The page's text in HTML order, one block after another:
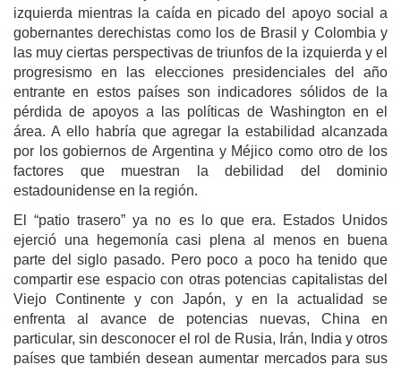
izquierda mientras la caída en picado del apoyo social a
gobernantes derechistas como los de Brasil y Colombia y
las muy ciertas perspectivas de triunfos de la izquierda y el
progresismo en las elecciones presidenciales del año
entrante en estos países son indicadores sólidos de la
pérdida de apoyos a las políticas de Washington en el
área. A ello habría que agregar la estabilidad alcanzada
por los gobiernos de Argentina y Méjico como otro de los
factores que muestran la debilidad del dominio
estadounidense en la región.
El “patio trasero” ya no es lo que era. Estados Unidos
ejerció una hegemonía casi plena al menos en buena
parte del siglo pasado. Pero poco a poco ha tenido que
compartir ese espacio con otras potencias capitalistas del
Viejo Continente y con Japón, y en la actualidad se
enfrenta al avance de potencias nuevas, China en
particular, sin desconocer el rol de Rusia, Irán, India y otros
países que también desean aumentar mercados para sus